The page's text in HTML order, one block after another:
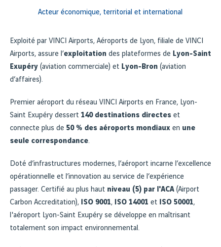
Acteur économique, territorial et international
Exploité par VINCI Airports, Aéroports de Lyon, filiale de VINCI
Airports, assure l’exploitation des plateformes de Lyon-Saint
Exupéry (aviation commerciale) et Lyon-Bron (aviation
d’affaires).
Premier aéroport du réseau VINCI Airports en France, Lyon-
Saint Exupéry dessert 140 destinations directes et
connecte plus de 50 % des aéroports mondiaux en une
seule correspondance.
Doté d’infrastructures modernes, l’aéroport incarne l’excellence
opérationnelle et l’innovation au service de l’expérience
passager. Certifié au plus haut niveau (5) par l'ACA (Airport
Carbon Accreditation),
ISO 9001, ISO 14001 et ISO 50001,
l'aéroport Lyon-Saint Exupéry se développe en maîtrisant
totalement son impact environnemental.